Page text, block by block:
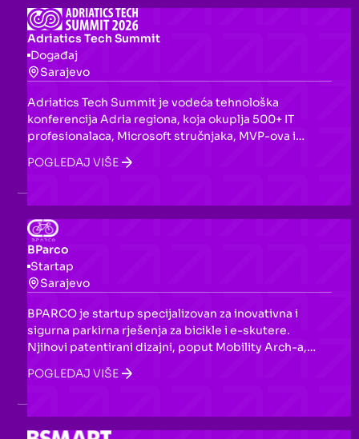
Adriatics Tech Summit
Događaj
Sarajevo
Adriatics Tech Summit je vodeća tehnološka
konferencija Adria regiona, koja okuplja 500+ IT
profesionalaca, Microsoft stručnjaka, MVP-ova i
regionalnih lidera. Kroz četiri tematska bloka — AI,
sigurnost, Modern Work i razvoj softvera — nudi 80+
POGLEDAJ VIŠE
BParco
Startap
Sarajevo
BPARCO je startup specijalizovan za inovativna i
sigurna parkirna rješenja za bicikle i e-skutere.
Njihovi patentirani dizajni, poput Mobility Arch-a,
smanjuju krađu i vandalizam, s fokusom na
unapređenje urbane mikromobilnosti.
POGLEDAJ VIŠE